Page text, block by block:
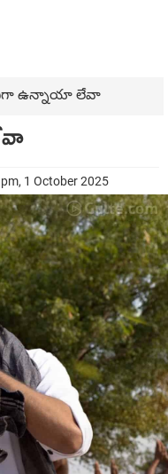
ఉన్నాయా లేవా
1 October 2025